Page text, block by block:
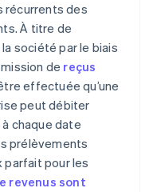
récurrents des
À titre de
société par le biais
de reçus
effectuée qu’une
peut débiter
chaque date
prélèvements
parfait pour les
revenus sont